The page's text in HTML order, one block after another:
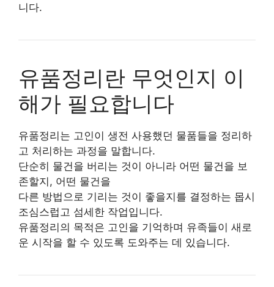
니다.
유품정리란 무엇인지 이
해가 필요합니다
유품정리는 고인이 생전 사용했던 물품들을 정리하
고 처리하는 과정을 말합니다.
단순히 물건을 버리는 것이 아니라 어떤 물건을 보
존할지, 어떤 물건을
다른 방법으로 기리는 것이 좋을지를 결정하는 몹시
조심스럽고 섬세한 작업입니다.
유품정리의 목적은 고인을 기억하며 유족들이 새로
운 시작을 할 수 있도록 도와주는 데 있습니다.